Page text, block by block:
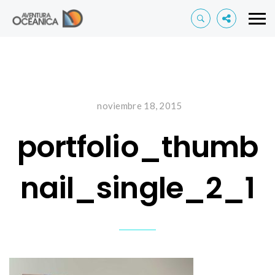
noviembre 18, 2015
portfolio_thumb
nail_single_2_1